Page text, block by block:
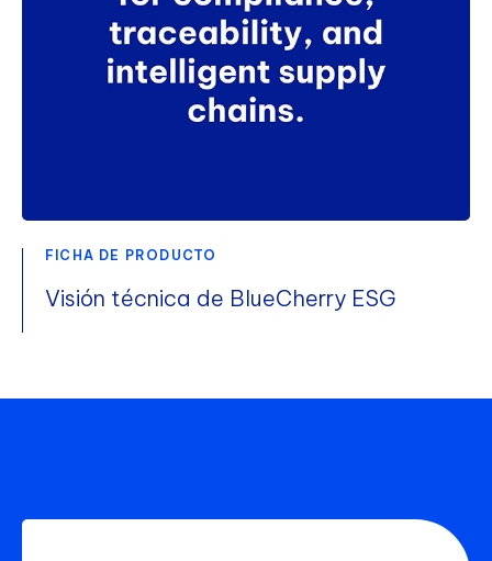
FICHA DE PRODUCTO
Visión técnica de BlueCherry ESG